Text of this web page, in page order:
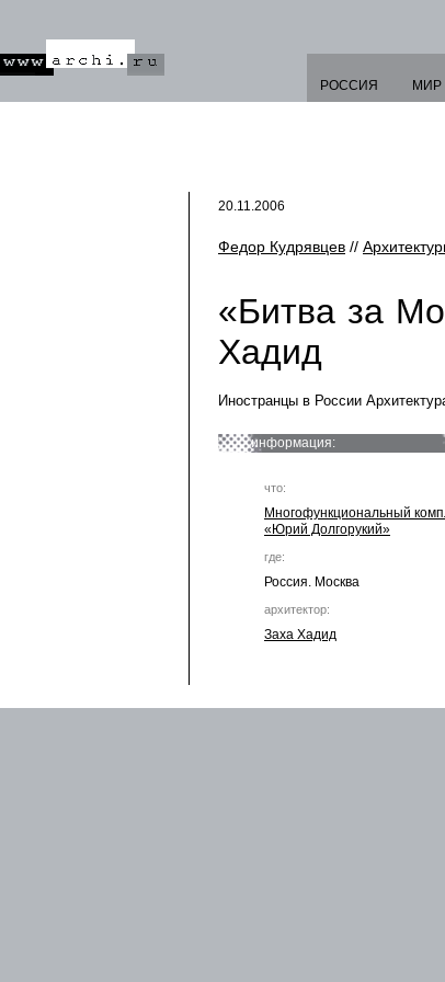
РОССИЯ МИР
20.11.2006
Федор Кудрявцев //
«Битва за
Хадид
Иностранцы в России
информация:
что:
Многофункциональный
«Юрий Долгорукий»
где:
Россия. Москва
архитектор:
Заха Хадид